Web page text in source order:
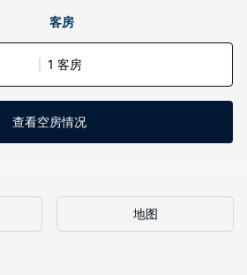
客房
1 客房
查看空房情况
地图